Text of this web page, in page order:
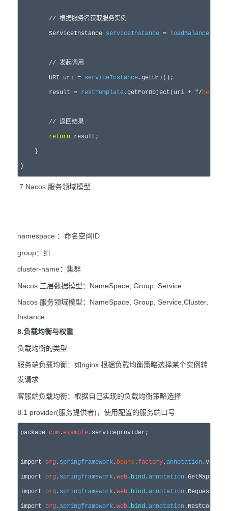
// 根据服务名获取服务实例
        ServiceInstance
serviceInstance =
// 发起调用
        URI uri =
serviceInstance .getUri();
        result
= restTemplate .getForObject(uri + "/hello
// 返回结果
return result;
    }
}
7.Nacos 服务领域模型
namespace ：命名空间ID
group：组
cluster-name：集群
Nacos 三层数据模型：NameSpace, Group, Service
Nacos 服务领域模型：NameSpace, Group, Service,Cluster,
Instance
8.负载均衡与权重
负载均衡的类型
服务端负载均衡：如nginx 根据负载均衡策略选择某个实例转
发请求
客服端负载均衡：根据自己实现的负载均衡策略选择
8.1 provider(服务提供者)，使用配置的服务端口号
package com .example .serviceprovider;
import org . springframework . beans .factory .annotation .Value;
import org . springframework .web . bind .annotation .GetMapping;
import org . springframework .web . bind .annotation
import org . springframework .web . bind .annotation